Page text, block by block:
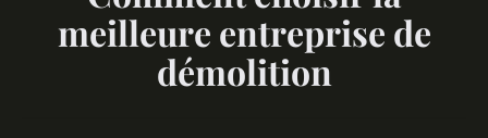
meilleure entreprise de
démolition